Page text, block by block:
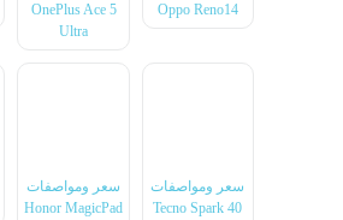
Oppo Reno14
OnePlus Ace 5
Ultra
سعر ومواصفات
Tecno Spark 40
سعر ومواصفات
Honor MagicPad